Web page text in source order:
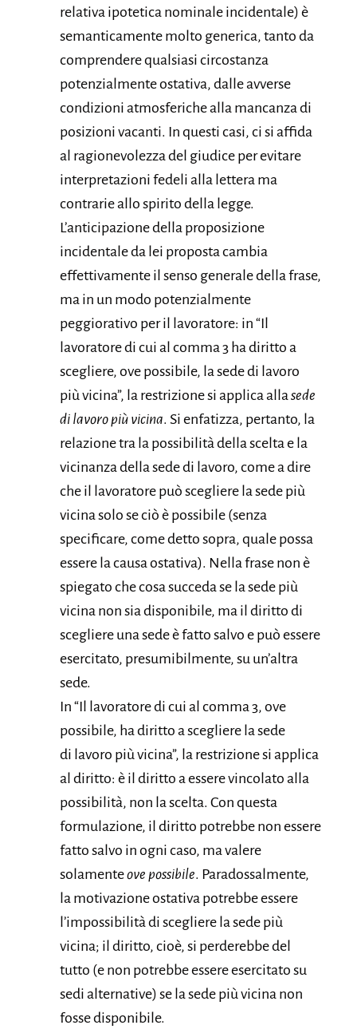
relativa ipotetica nominale incidentale) è
semanticamente molto generica, tanto da
comprendere qualsiasi circostanza
potenzialmente ostativa, dalle avverse
condizioni atmosferiche alla mancanza di
posizioni vacanti. In questi casi, ci si affida
al ragionevolezza del giudice per evitare
interpretazioni fedeli alla lettera ma
contrarie allo spirito della legge.
L’anticipazione della proposizione
incidentale da lei proposta cambia
effettivamente il senso generale della frase,
ma in un modo potenzialmente
peggiorativo per il lavoratore: in “Il
lavoratore di cui al comma 3 ha diritto a
scegliere, ove possibile, la sede di lavoro
più vicina”, la restrizione si applica allasede
di lavoro più vicina. Si enfatizza, pertanto, la
relazione tra la possibilità della scelta e la
vicinanza della sede di lavoro, come a dire
che il lavoratore può scegliere la sede più
vicina solo se ciò è possibile (senza
specificare, come detto sopra, quale possa
essere la causa ostativa). Nella frase non è
spiegato che cosa succeda se la sede più
vicina non sia disponibile, ma il diritto di
scegliere una sede è fatto salvo e può essere
esercitato, presumibilmente, su un’altra
sede.
In “Il lavoratore di cui al comma 3, ove
possibile, ha diritto a scegliere la sede
di lavoro più vicina”, la restrizione si applica
al diritto: è il diritto a essere vincolato alla
possibilità, non la scelta. Con questa
formulazione, il diritto potrebbe non essere
fatto salvo in ogni caso, ma valere
solamenteove possibile. Paradossalmente,
la motivazione ostativa potrebbe essere
l’impossibilità di scegliere la sede più
vicina; il diritto, cioè, si perderebbe del
tutto (e non potrebbe essere esercitato su
sedi alternative) se la sede più vicina non
fosse disponibile.